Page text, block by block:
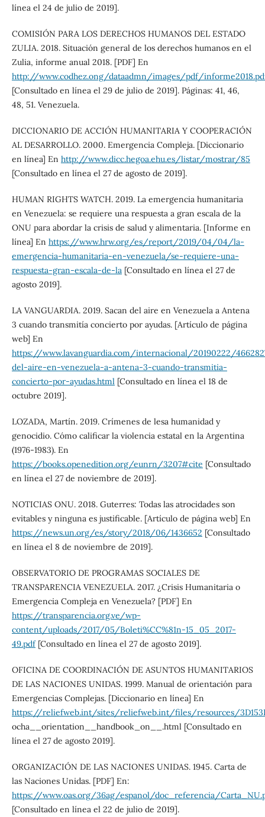
línea el 24 de julio de 2019].
COMISIÓN PARA LOS DERECHOS HUMANOS DEL ESTADO
ZULIA. 2018. Situación general de los derechos humanos en el
Zulia, informe anual 2018. [PDF] En
http://www.codhez.ong/dataadmn/images/pdf/
[Consultado en línea el 29 de julio de 2019]. Páginas: 41, 46,
48, 51. Venezuela.
DICCIONARIO DE ACCIÓN HUMANITARIA Y COOPERACIÓN
AL DESARROLLO. 2000. Emergencia Compleja. [Diccionario
en línea] En http://www.dicc.hegoa.ehu.es/listar/mostrar/85
[Consultado en línea el 27 de agosto de 2019].
HUMAN RIGHTS WATCH. 2019. La emergencia humanitaria
en Venezuela: se requiere una respuesta a gran escala de la
ONU para abordar la crisis de salud y alimentaria. [Informe en
línea] En https://www.hrw.org/es/report/2019/04/04/la-
emergencia-humanitaria-en-venezuela/se-requiere-una-
respuesta-gran-escala-de-la[Consultado en línea el 27 de
agosto 2019].
LA VANGUARDIA. 2019. Sacan del aire en Venezuela a Antena
3 cuando transmitía concierto por ayudas. [Artículo de página
web] En
https://www.lavanguardia.com/internacional/20190222/
del-aire-en-venezuela-a-antena-3-cuando-transmitia-
concierto-por-ayudas.html[Consultado en línea el 18 de
octubre 2019].
LOZADA, Martín. 2019. Crímenes de lesa humanidad y
genocidio. Cómo calificar la violencia estatal en la Argentina
(1976-1983). En
https://books.openedition.org/eunrn/3207#cite [Consultado
en línea el 27 de noviembre de 2019].
NOTICIAS ONU. 2018. Guterres: Todas las atrocidades son
evitables y ninguna es justificable. [Artículo de página web] En
https://news.un.org/es/story/2018/06/1436652 [Consultado
en línea el 8 de noviembre de 2019].
OBSERVATORIO DE PROGRAMAS SOCIALES DE
TRANSPARENCIA VENEZUELA. 2017. ¿Crisis Humanitaria o
Emergencia Compleja en Venezuela? [PDF] En
https://transparencia.org.ve/wp-
content/uploads/2017/05/Boleti%CC%81n-15_05_2017-
49.pdf[Consultado en línea el 27 de agosto 2019].
OFICINA DE COORDINACIÓN DE ASUNTOS HUMANITARIOS
DE LAS NACIONES UNIDAS. 1999. Manual de orientación para
Emergencias Complejas. [Diccionario en línea] En
https://reliefweb.int/sites/reliefweb.int/files/resources/
ocha__orientation__handbook_on__.html [Consultado en
línea el 27 de agosto 2019].
ORGANIZACIÓN DE LAS NACIONES UNIDAS. 1945. Carta de
las Naciones Unidas. [PDF] En:
https://www.oas.org/36ag/espanol/doc_referencia/
[Consultado en línea el 22 de julio de 2019].